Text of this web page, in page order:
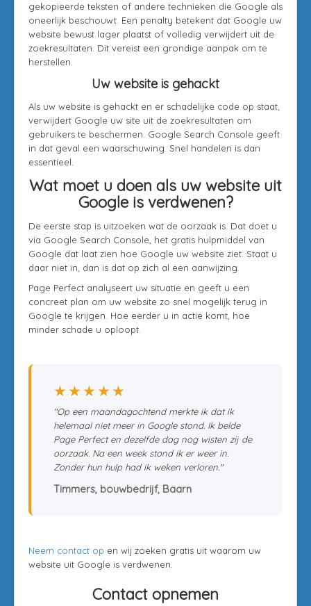
gekopieerde teksten of andere technieken die Google als
oneerlijk beschouwt. Een penalty betekent dat Google uw
website bewust lager plaatst of volledig verwijdert uit de
zoekresultaten. Dit vereist een grondige aanpak om te
herstellen.
Uw website is gehackt
Als uw website is gehackt en er schadelijke code op staat,
verwijdert Google uw site uit de zoekresultaten om
gebruikers te beschermen. Google Search Console geeft
in dat geval een waarschuwing. Snel handelen is dan
essentieel.
Wat moet u doen als uw website uit
Google is verdwenen?
De eerste stap is uitzoeken wat de oorzaak is. Dat doet u
via Google Search Console, het gratis hulpmiddel van
Google dat laat zien hoe Google uw website ziet. Staat u
daar niet in, dan is dat op zich al een aanwijzing.
Page Perfect analyseert uw situatie en geeft u een
concreet plan om uw website zo snel mogelijk terug in
Google te krijgen. Hoe eerder u in actie komt, hoe
minder schade u oploopt.
★★★★★
"Op een maandagochtend merkte ik dat ik
helemaal niet meer in Google stond. Ik belde
Page Perfect en dezelfde dag nog wisten zij de
oorzaak. Na een week stond ik er weer in.
Zonder hun hulp had ik weken verloren."
Timmers, bouwbedrijf, Baarn
Neem contact op en wij zoeken gratis uit waarom uw
website uit Google is verdwenen.
Contact opnemen